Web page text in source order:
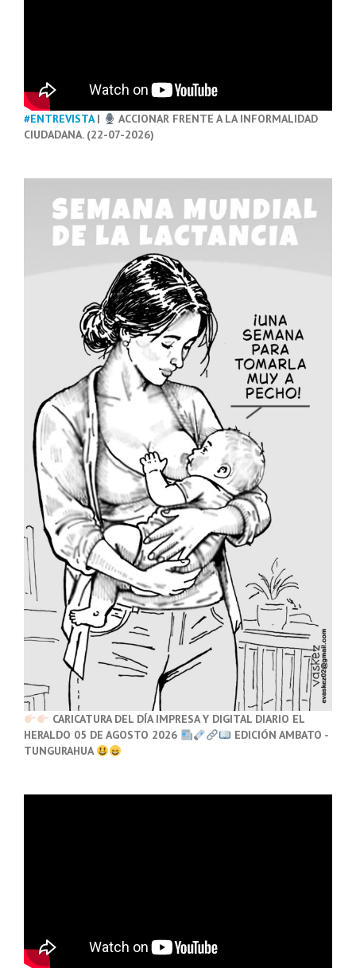
#ENTREVISTA|
ACCIONAR FRENTE A LA INFORMALIDAD
CIUDADANA. (22-07-2026)
CARICATURA DEL DÍA IMPRESA Y DIGITAL DIARIO EL
HERALDO 05 DE AGOSTO 2026
EDICIÓN AMBATO -
TUNGURAHUA